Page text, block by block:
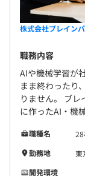
株式会社ブレイン
職務内容
AIや機械学習が
まま終わったり
りません。 ブ
に作ったAI・機
職種名
勤務地
東
開発環境